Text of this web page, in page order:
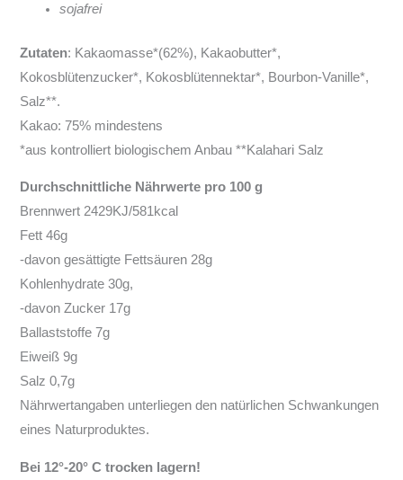
sojafrei
Zutaten: Kakaomasse*(62%), Kakaobutter*,
Kokosblütenzucker*, Kokosblütennektar*, Bourbon-Vanille*,
Salz**.
Kakao: 75% mindestens
*aus kontrolliert biologischem Anbau **Kalahari Salz
Durchschnittliche Nährwerte pro 100 g
Brennwert 2429KJ/581kcal
Fett 46g
-davon gesättigte Fettsäuren 28g
Kohlenhydrate 30g,
-davon Zucker 17g
Ballaststoffe 7g
Eiweiß 9g
Salz 0,7g
Nährwertangaben unterliegen den natürlichen Schwankungen
eines Naturproduktes.
Bei 12°-20° C trocken lagern!